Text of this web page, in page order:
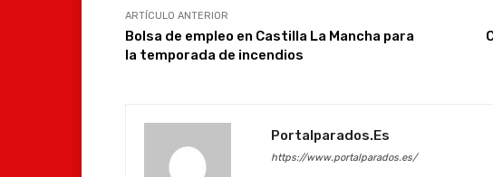
ARTÍCULO ANTERIOR
Bolsa de empleo en Castilla La Mancha para
la temporada de incendios
Portalparados.es
https://www.portalparados.es/